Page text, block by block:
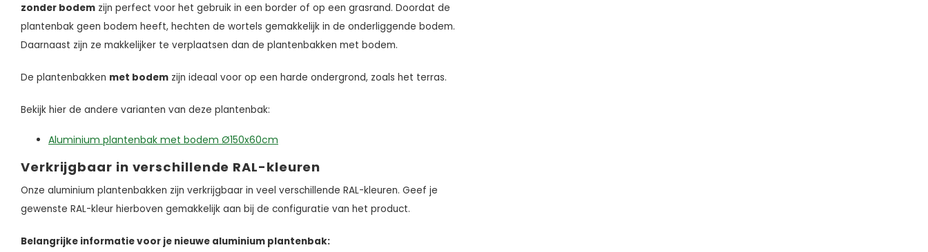
zonder bodem zijn perfect voor het gebruik in een border of op een grasrand. Doordat de
plantenbak geen bodem heeft, hechten de wortels gemakkelijk in de onderliggende bodem.
Daarnaast zijn ze makkelijker te verplaatsen dan de plantenbakken met bodem.
De plantenbakken met bodem zijn ideaal voor op een harde ondergrond, zoals het terras.
Bekijk hier de andere varianten van deze plantenbak:
Aluminium plantenbak met bodem Ø150x60cm
Verkrijgbaar in verschillende RAL-kleuren
Onze aluminium plantenbakken zijn verkrijgbaar in veel verschillende RAL-kleuren. Geef je
gewenste RAL-kleur hierboven gemakkelijk aan bij de configuratie van het product.
Belangrijke informatie voor je nieuwe aluminium plantenbak: